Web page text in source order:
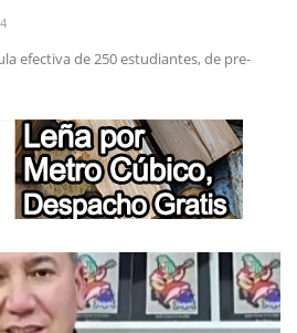
efectiva de 250 estudiantes, de pre-